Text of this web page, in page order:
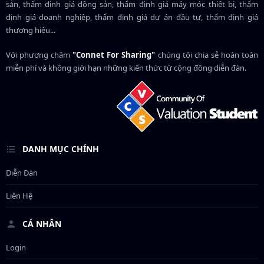
sản, thẩm định giá động sản, thẩm định giá máy móc thiết bị, thẩm
định giá doanh nghiệp, thẩm định giá dự án đầu tư, thẩm định giá
thương hiệu...
Với phương châm"Connet For Sharing" chúng tôi chia sẻ hoàn toàn
miễn phí và không giới hạn những kiến thức từ cộng đồng diễn đàn.
DANH MỤC CHÍNH
Diễn Đàn
Liên Hệ
CÁ NHÂN
Login